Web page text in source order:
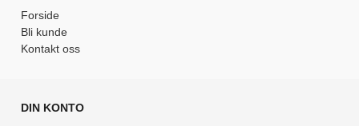
Forside
Bli kunde
Kontakt oss
DIN KONTO